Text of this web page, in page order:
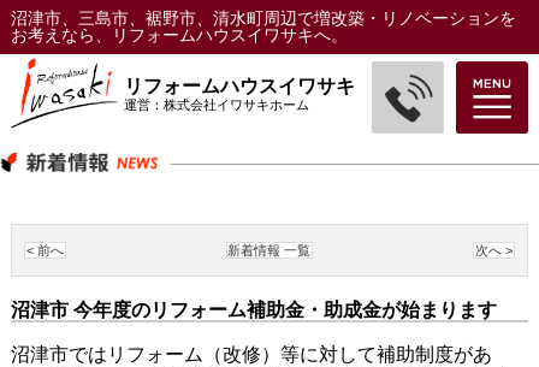
沼津市、三島市、裾野市、清水町周辺で増改築・リノベーションを
お考えなら、リフォームハウスイワサキへ。
リフォームハウスイワサキ
運営：株式会社イワサキホーム
< 前へ 次へ >
新着情報 一覧
沼津市 今年度のリフォーム補助金・助成金が始まります
沼津市ではリフォーム（改修）等に対して補助制度があ